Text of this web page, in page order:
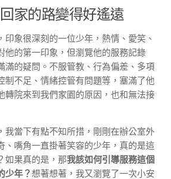
家的路變得好遙遠
印象很深刻的一位少年，熱情、愛笑、
他的第一印象，但瀏覽他的服務記錄
滿的疑問。不服管教、行為偏差、多項
制不足、情緒控管有問題等，塞滿了他
轉院來到我們家園的原因，也和無法接
我當下有點不知所措，剛剛在辦公室外
、嘴角一直掛著笑容的少年，真的是這
如果真的是，那我該如何引導服務這個
少年？想著想著，我又瀏覽了一次小安